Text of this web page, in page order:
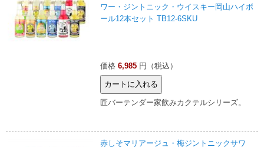
ワー・ジントニック・ウイスキー岡山ハイボ
ール12本セット TB12-6SKU
価格 6,985 円（税込）
匠バーテンダー家飲みカクテルシリーズ。
赤しそマリアージュ・梅ジントニックサワ